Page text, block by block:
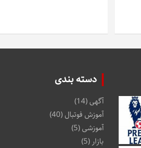
دسته بندی
آگهی(14)
آموزش فوتبال (40)
آموزشی(5)
بازار (5)